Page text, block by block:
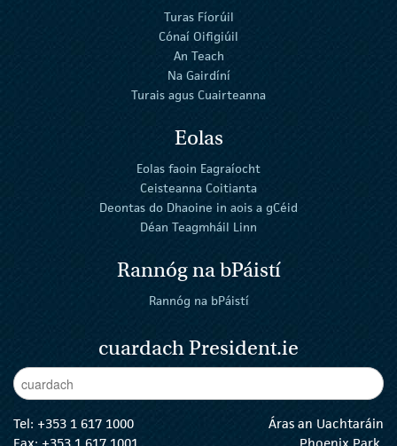
Turas Fíorúil
Cónaí Oifigiúil
An Teach
Na Gairdíní
Turais agus Cuairteanna
Eolas
Eolas faoin Eagraíocht
Ceisteanna Coitianta
Deontas do Dhaoine in aois a gCéid
Déan Teagmháil Linn
Rannóg na bPáistí
Rannóg na bPáistí
cuardach President.ie
Enter Keywords
Tel: +353 1 617 1000
Áras an Uachtaráin